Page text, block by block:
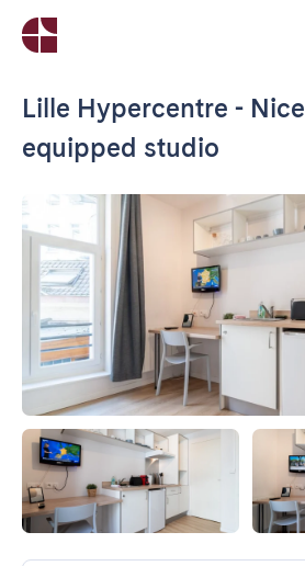
Lille Hypercentre - Nice
equipped studio